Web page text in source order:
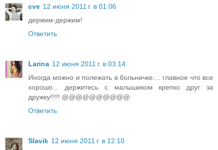
cve 12 июня 2011 г. в 01:06
держим-держим!
Ответить
Larina 12 июня 2011 г. в 03:14
Иногда можно и полежать в больничке.... главное что все
хорошо... держитесь с малышиком крепко друг за
дружку!!!!! @@@@@@@@@@
Ответить
Slavik 12 июня 2011 г. в 12:10